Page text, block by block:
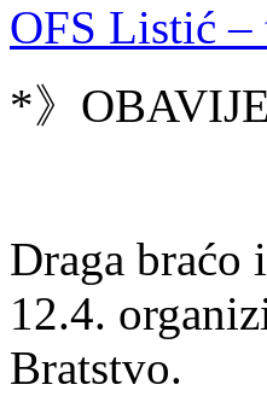
OFS Listić –
*》
Draga braćo
12.4.
Bratstvo.